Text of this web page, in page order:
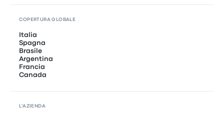
COPERTURA GLOBALE
Italia
Spagna
Brasile
Argentina
Francia
Canada
L'AZIENDA